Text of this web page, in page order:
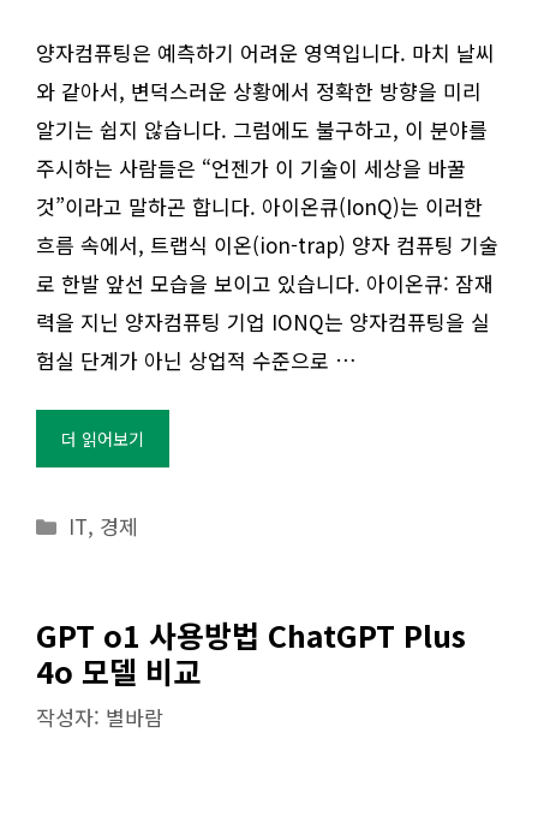
양자컴퓨팅은 예측하기 어려운 영역입니다. 마치 날씨
와 같아서, 변덕스러운 상황에서 정확한 방향을 미리
알기는 쉽지 않습니다. 그럼에도 불구하고, 이 분야를
주시하는 사람들은 “언젠가 이 기술이 세상을 바꿀
것”이라고 말하곤 합니다. 아이온큐(IonQ)는 이러한
흐름 속에서, 트랩식 이온(ion-trap) 양자 컴퓨팅 기술
로 한발 앞선 모습을 보이고 있습니다. 아이온큐: 잠재
력을 지닌 양자컴퓨팅 기업 IONQ는 양자컴퓨팅을 실
험실 단계가 아닌 상업적 수준으로 …
더 읽어보기
카
IT, 경제
GPT o1 사용방법 ChatGPT Plus
4o 모델 비교
작성자: 별바람